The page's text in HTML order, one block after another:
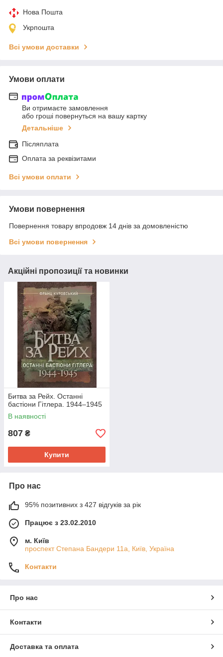
Нова Пошта
Укрпошта
Всі умови доставки
Умови оплати
Ви отримаєте замовлення
або гроші повернуться на вашу картку
Детальніше
Післяплата
Оплата за реквізитами
Всі умови оплати
Умови повернення
Повернення товару впродовж 14 днів за домовленістю
Всі умови повернення
Акційні пропозиції та новинки
Битва за Рейх. Останні
бастіони Гітлера. 1944–1945
В наявності
807 ₴
Купити
Про нас
95% позитивних з 427 відгуків за рік
Працює з 23.02.2010
м. Київ
проспект Степана Бандери 11а, Київ, Україна
Контакти
Про нас
Контакти
Доставка та оплата